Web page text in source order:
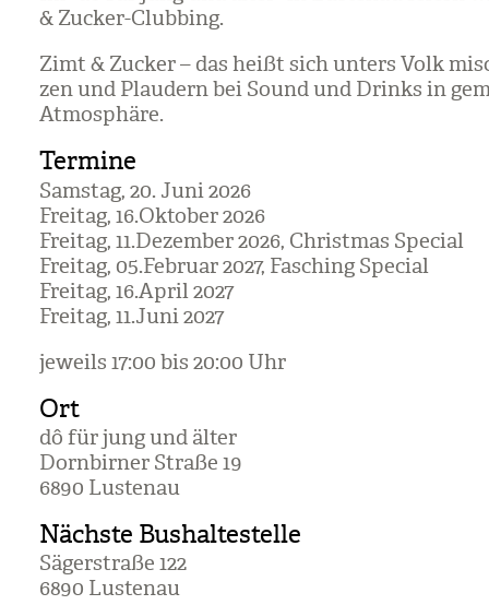
& Zucker-Club­bing.
Zimt & Zucker – das heißt sich unters Volk
zen und Plau­dern bei Sound und Drinks in
Atmo­sphäre.
Termine
Sams­tag, 20. Juni 2026
Frei­tag, 16.Okto­ber 2026
Frei­tag, 11.Dezem­ber 2026, Christ­mas Spe­cial
Frei­tag, 05.Februar 2027, Fasching Spe­cial
Frei­tag, 16.April 2027
Frei­tag, 11.Juni 2027
jeweils 17:00 bis 20:00 Uhr
Ort
dô für jung und älter
Dorn­bir­ner Straße 19
6890 Lus­tenau
Nächste Bushaltestelle
Säger­straße 122
6890 Lus­tenau